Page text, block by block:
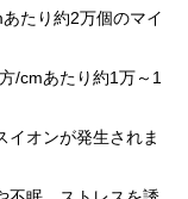
たり約2万個のマイ
/cmあたり約1万～1
イオンが発生されま